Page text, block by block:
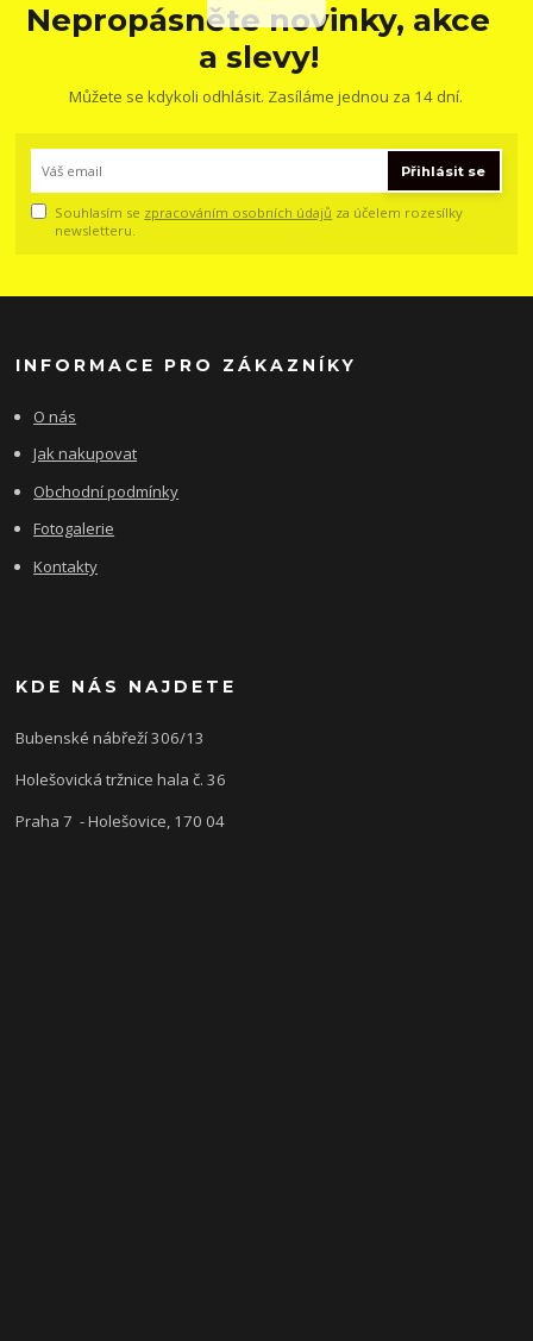
Nepropásněte novinky, akce
a slevy!
Můžete se kdykoli odhlásit. Zasíláme jednou za 14 dní.
Přihlásit se
Souhlasím se zpracováním osobních údajů za účelem rozesílky
newsletteru.
INFORMACE PRO ZÁKAZNÍKY
O nás
Jak nakupovat
Obchodní podmínky
Fotogalerie
Kontakty
KDE NÁS NAJDETE
Bubenské nábřeží 306/13
Holešovická tržnice hala č. 36
Praha 7 - Holešovice, 170 04